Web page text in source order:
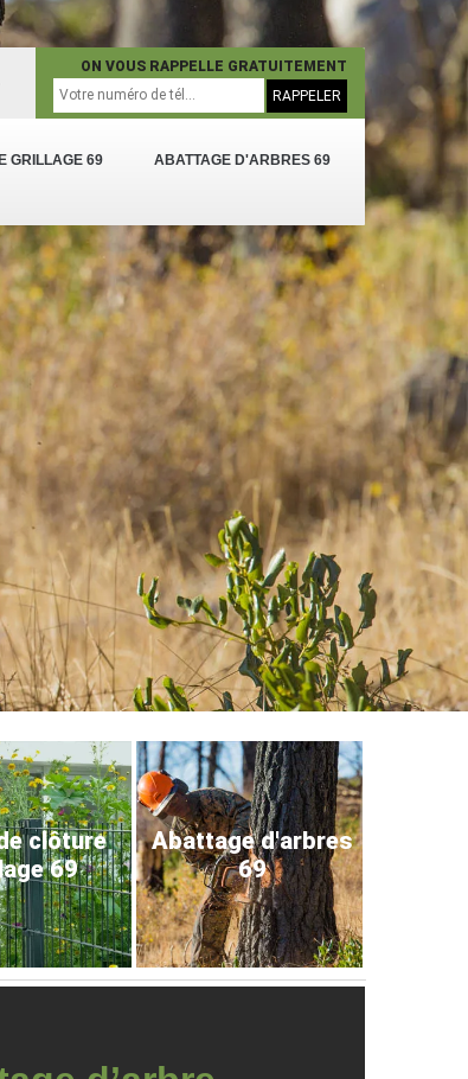
GRILLAGE 69 ABATTAGE D'ARBRES 69
ON VOUS RAPPELLE GRATUITEMENT
clôture
69
Abattage d'arbres
69